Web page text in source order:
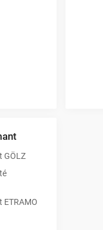
qui l'entraîne.
. Pensez
GÖLZ
ETRAMO